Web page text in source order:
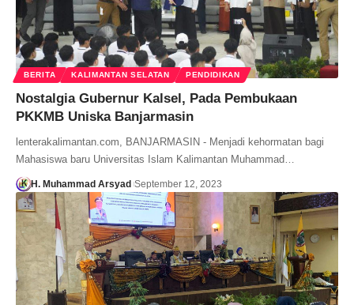
BERITA KALIMANTAN SELATAN PENDIDIKAN
Nostalgia Gubernur Kalsel, Pada Pembukaan
PKKMB Uniska Banjarmasin
lenterakalimantan.com, BANJARMASIN - Menjadi kehormatan bagi
Mahasiswa baru Universitas Islam Kalimantan Muhammad…
H. Muhammad Arsyad September 12, 2023